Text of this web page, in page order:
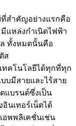
ำคัญอย่างแรกคือ
แหล่งกำเนิดไฟฟ้า
ทั้งหมดนั้นคือ
ส
คโนโลยีได้ทุกที่ทุก
บมีสายและไร้สาย
แบรนด์ซึ่งเป็น
นเทอร์เน็ตได้
พพลิเคชั่นเช่น